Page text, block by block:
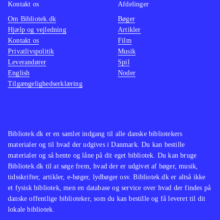
Buzz!, er denne musik ikke altid i en
korrekt version, men nærmere en
form for muzak-udgave, hvilket
skyldes manglende rettigheder. Som i
forgængerne er der masser af
forskellige runder, hvor spillerne skal
dyste om at svare korrekt på kortest
quizzer.
Denne Buzz! udgivelse ligner mest af
alt en opdateret version af det
originale Buzz! til PS2 .
Buzz!-spillene er efterhånden så
velkendte, at langt de fleste ved hvad
Bibliotek.dk er en samlet indgang til alle danske bibliotekers
materialer og til hvad der udgives i Danmark. Du kan bestille
materialer og så hente og låne på dit eget bibliotek. Du kan bruge
Bibliotek.dk til at søge frem, hvad der er udgivet af bøger, musik,
tidsskrifter, artikler, e-bøger, lydbøger osv. Bibliotek.dk er altså ikke
et fysisk bibliotek, men en database og service over hvad der findes på
danske offentlige biblioteker, som du kan bestille og få leveret til dit
lokale bibliotek.
Kontakt os
Om Bibliotek.dk
Hjælp og vejledning
Kontakt os
Privatlivspolitik
Leverandører
English
Tilgængelighedserklæring
Afdelinger
Bøger
Artikler
Film
Musik
Spil
Noder